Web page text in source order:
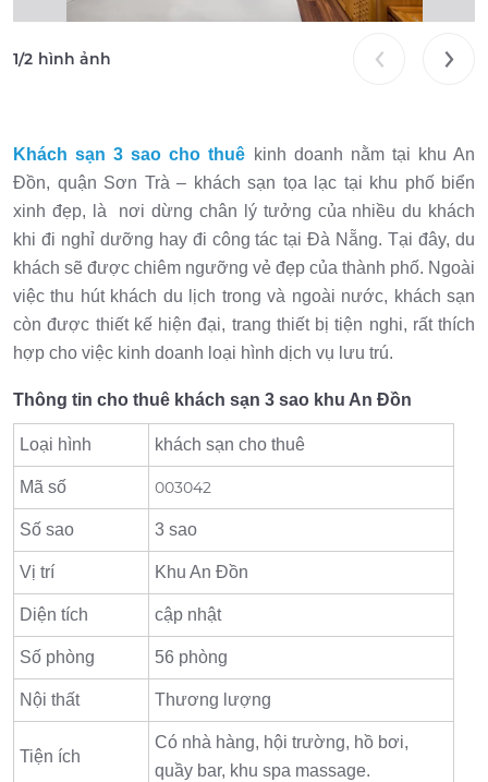
1/2 hình ảnh
Khách sạn 3 sao cho thuê kinh doanh nằm tại khu An
Đồn, quận Sơn Trà – khách sạn tọa lạc tại khu phố biển
xinh đẹp, là nơi dừng chân lý tưởng của nhiều du khách
khi đi nghỉ dưỡng hay đi công tác tại Đà Nẵng. Tại đây, du
khách sẽ được chiêm ngưỡng vẻ đẹp của thành phố. Ngoài
việc thu hút khách du lịch trong và ngoài nước, khách sạn
còn được thiết kế hiện đại, trang thiết bị tiện nghi, rất thích
hợp cho việc kinh doanh loại hình dịch vụ lưu trú.
Thông tin cho thuê khách sạn 3 sao khu An Đồn
Loại hình khách sạn cho thuê
Mã số 003042
Số sao 3 sao
Vị trí Khu An Đồn
Diện tích cập nhật
Số phòng 56 phòng
Nội thất Thương lượng
Tiện ích
Có nhà hàng, hội trường, hồ bơi,
quầy bar, khu spa massage.